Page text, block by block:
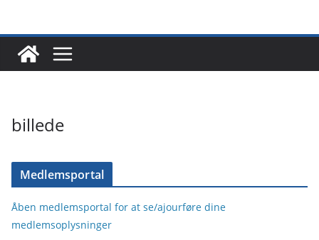
content
billede
Medlemsportal
Åben medlemsportal for at se/ajourføre dine
medlemsoplysninger